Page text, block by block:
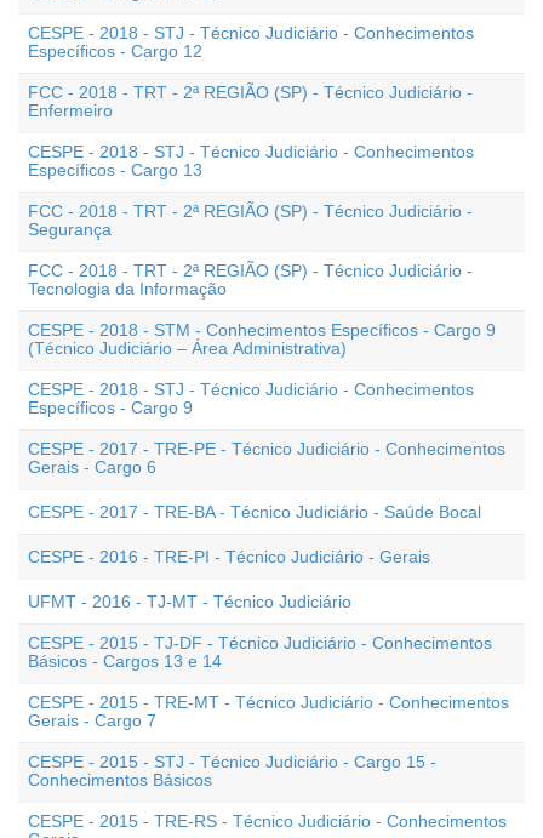
CESPE - 2018 - STJ - Técnico Judiciário - Conhecimentos
Específicos - Cargo 12
FCC - 2018 - TRT - 2ª REGIÃO (SP) - Técnico Judiciário -
Enfermeiro
CESPE - 2018 - STJ - Técnico Judiciário - Conhecimentos
Específicos - Cargo 13
FCC - 2018 - TRT - 2ª REGIÃO (SP) - Técnico Judiciário -
Segurança
FCC - 2018 - TRT - 2ª REGIÃO (SP) - Técnico Judiciário -
Tecnologia da Informação
CESPE - 2018 - STM - Conhecimentos Específicos - Cargo 9
(Técnico Judiciário – Área Administrativa)
CESPE - 2018 - STJ - Técnico Judiciário - Conhecimentos
Específicos - Cargo 9
CESPE - 2017 - TRE-PE - Técnico Judiciário - Conhecimentos
Gerais - Cargo 6
CESPE - 2017 - TRE-BA - Técnico Judiciário - Saúde Bocal
CESPE - 2016 - TRE-PI - Técnico Judiciário - Gerais
UFMT - 2016 - TJ-MT - Técnico Judiciário
CESPE - 2015 - TJ-DF - Técnico Judiciário - Conhecimentos
Básicos - Cargos 13 e 14
CESPE - 2015 - TRE-MT - Técnico Judiciário - Conhecimentos
Gerais - Cargo 7
CESPE - 2015 - STJ - Técnico Judiciário - Cargo 15 -
Conhecimentos Básicos
CESPE - 2015 - TRE-RS - Técnico Judiciário - Conhecimentos